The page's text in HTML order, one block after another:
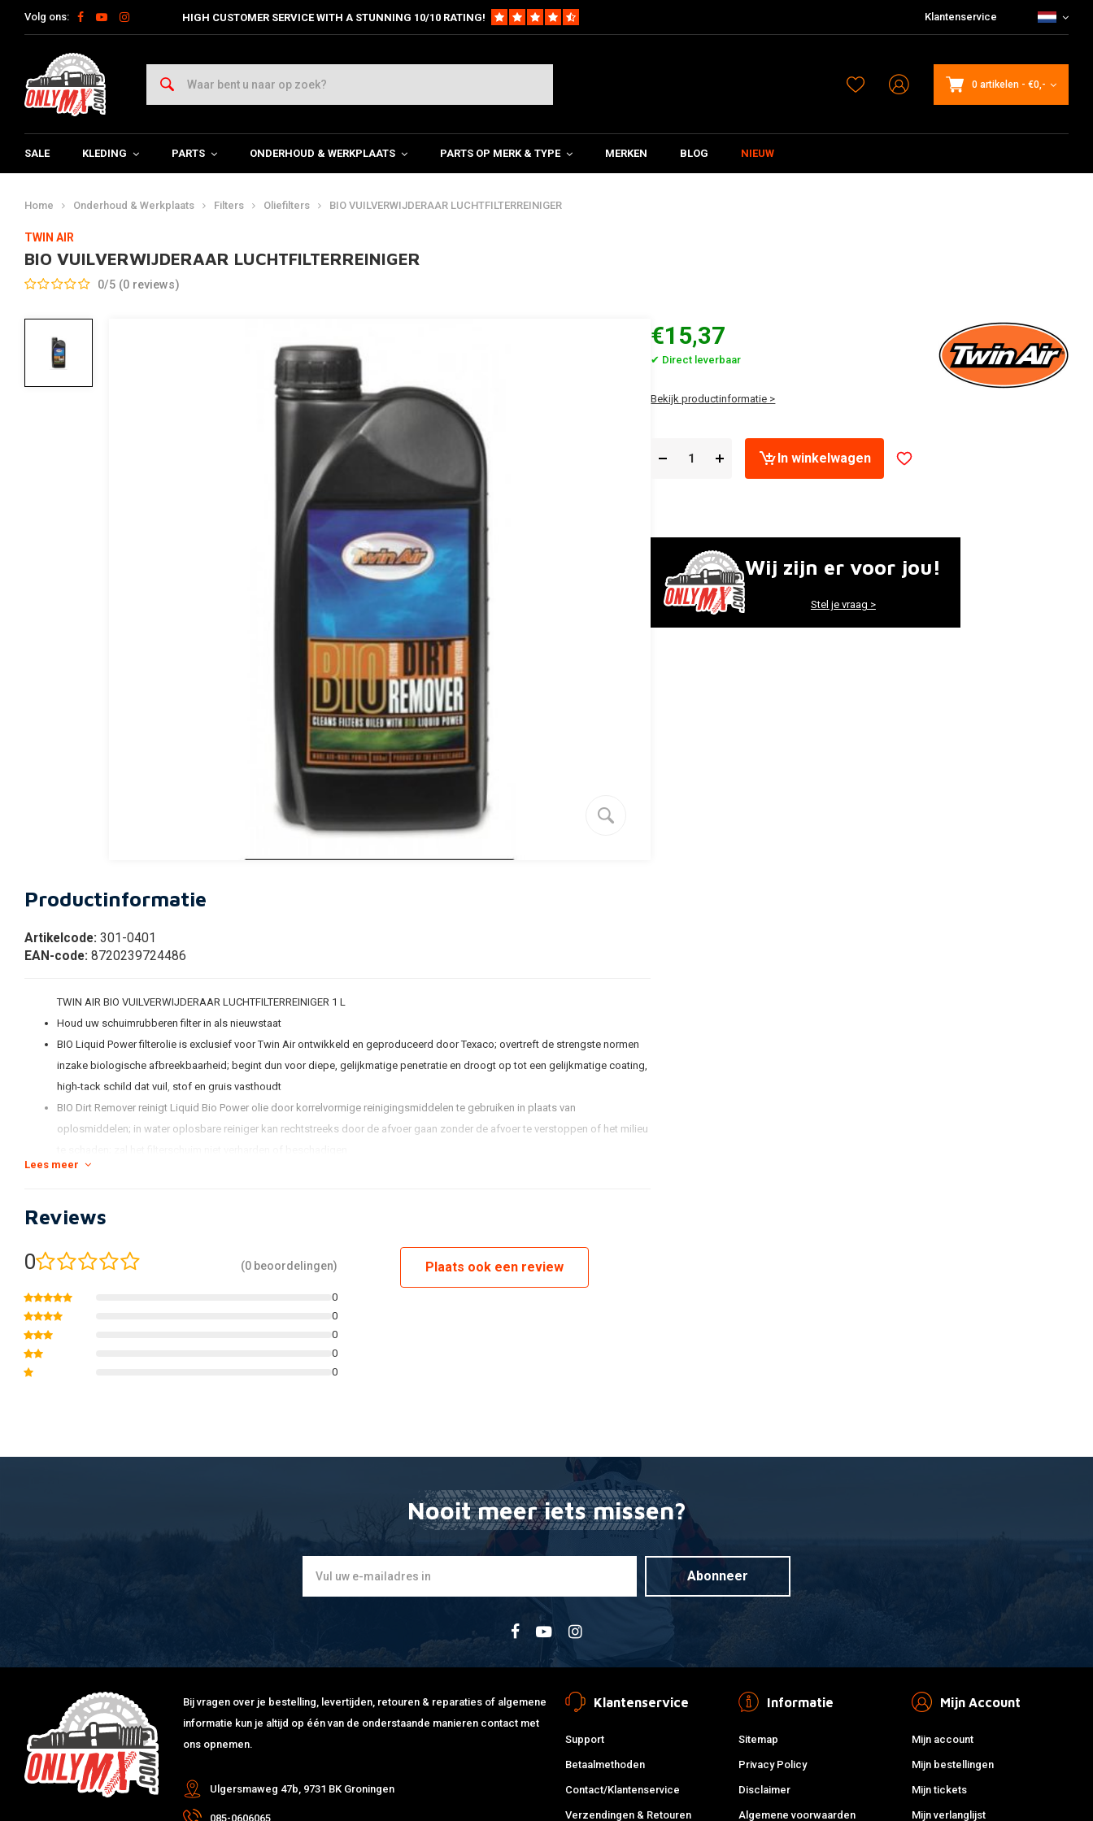
Volg ons: HIGH CUSTOMER SERVICE WITH A STUNNING 10/10 RATING! Klantenservice
0 artikelen - €0,-
SALE KLEDING PARTS ONDERHOUD & WERKPLAATS PARTS OP MERK & TYPE MERKEN BLOG NIEUW
Home Onderhoud & Werkplaats Filters Oliefilters BIO VUILVERWIJDERAAR LUCHTFILTERREINIGER
TWIN AIR
BIO VUILVERWIJDERAAR LUCHTFILTERREINIGER
0/5 (0 reviews)
€15,37
✔ Direct leverbaar
Bekijk productinformatie >
In winkelwagen
Wij zijn er voor jou!
Stel je vraag >
Productinformatie
Artikelcode: 301-0401
EAN-code: 8720239724486
TWIN AIR BIO VUILVERWIJDERAAR LUCHTFILTERREINIGER 1 L
Houd uw schuimrubberen filter in als nieuwstaat
BIO Liquid Power filterolie is exclusief voor Twin Air ontwikkeld en geproduceerd door Texaco; overtreft de strengste normen
inzake biologische afbreekbaarheid; begint dun voor diepe, gelijkmatige penetratie en droogt op tot een gelijkmatige coating,
high-tack schild dat vuil, stof en gruis vasthoudt
BIO Dirt Remover reinigt Liquid Bio Power olie door korrelvormige reinigingsmiddelen te gebruiken in plaats van
oplosmiddelen; in water oplosbare reiniger kan rechtstreeks door de afvoer gaan zonder de afvoer te verstoppen of het milieu
Aanbevolen voor alle schuimfilters
stuk of spuitbus van 500 ml; verkocht elk; BIO Pack bevat 1 liter BIO Dirt Remover en 1 liter BIO Liquid Power filterolie
Lees meer
Reviews
0 (0 beoordelingen)
0
0
0
0
0
Plaats ook een review
Nooit meer iets missen?
Abonneer
Bij vragen over je bestelling, levertijden, retouren & reparaties of algemene
informatie kun je altijd op één van de onderstaande manieren contact met
ons opnemen.
Ulgersmaweg 47b, 9731 BK Groningen
085-0606065
Klantenservice
Support
Betaalmethoden
Contact/Klantenservice
Verzendingen & Retouren
Informatie
Sitemap
Privacy Policy
Disclaimer
Algemene voorwaarden
Mijn Account
Mijn account
Mijn bestellingen
Mijn tickets
Mijn verlanglijst